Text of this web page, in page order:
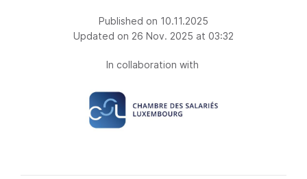
Published on 10.11.2025
Updated on 26 Nov. 2025 at 03:32
In collaboration with